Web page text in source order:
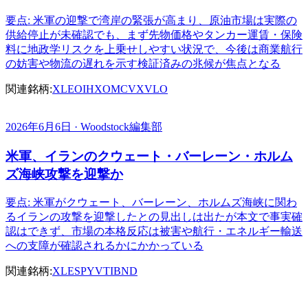
要点: 米軍の迎撃で湾岸の緊張が高まり、原油市場は実際の
供給停止が未確認でも、まず先物価格やタンカー運賃・保険
料に地政学リスクを上乗せしやすい状況で、今後は商業航行
の妨害や物流の遅れを示す検証済みの兆候が焦点となる
関連銘柄:XLEOIHXOMCVXVLO
2026年6月6日 · Woodstock編集部
米軍、イランのクウェート・バーレーン・ホルム
ズ海峡攻撃を迎撃か
要点: 米軍がクウェート、バーレーン、ホルムズ海峡に関わ
るイランの攻撃を迎撃したとの見出しは出たが本文で事実確
認はできず、市場の本格反応は被害や航行・エネルギー輸送
への支障が確認されるかにかかっている
関連銘柄:XLESPYVTIBND